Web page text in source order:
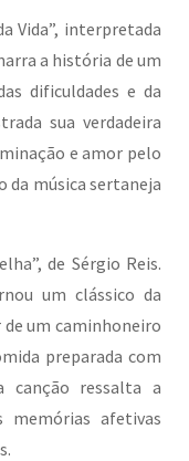
Vida”, interpretada
a história de um
dificuldades e da
sua verdadeira
e amor pelo
da música sertaneja
de Sérgio Reis.
um clássico da
um caminhoneiro
preparada com
canção ressalta a
memórias afetivas